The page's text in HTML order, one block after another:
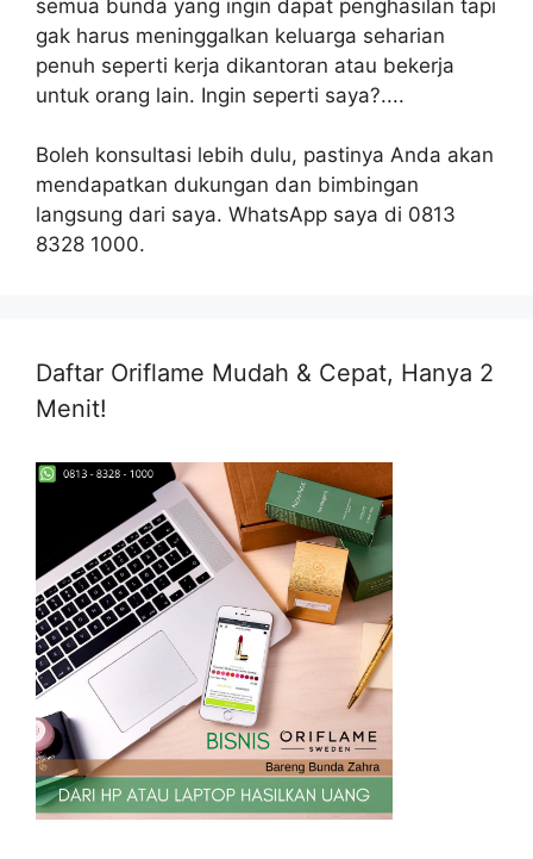
semua bunda yang ingin dapat penghasilan tapi
gak harus meninggalkan keluarga seharian
penuh seperti kerja dikantoran atau bekerja
untuk orang lain. Ingin seperti saya?....
Boleh konsultasi lebih dulu, pastinya Anda akan
mendapatkan dukungan dan bimbingan
langsung dari saya. WhatsApp saya di 0813
8328 1000.
Daftar Oriflame Mudah & Cepat, Hanya 2
Menit!